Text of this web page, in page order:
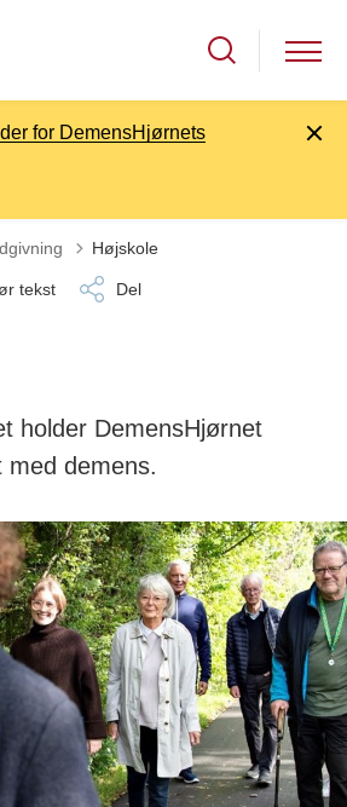
for DemensHjørnets
til Højskole
tekst Del
holder DemensHjørnet
med demens.